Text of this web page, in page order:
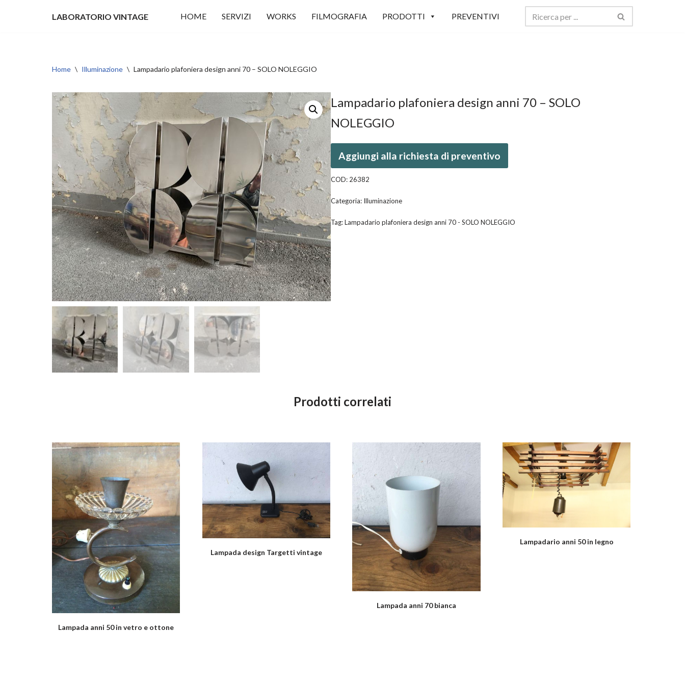
LABORATORIO VINTAGE HOME SERVIZI WORKS FILMOGRAFIA PRODOTTI PREVENTIVI
Home \ Illuminazione \ Lampadario plafoniera design anni 70 – SOLO NOLEGGIO
Lampadario plafoniera design anni 70 – SOLO
NOLEGGIO
Aggiungi alla richiesta di preventivo
COD: 26382
Categoria: Illuminazione
Tag:Lampadario plafoniera design anni 70 - SOLO NOLEGGIO
Prodotti correlati
Lampada anni 50 in vetro e ottone
Lampada design Targetti vintage
Lampada anni 70 bianca
Lampadario anni 50 in legno